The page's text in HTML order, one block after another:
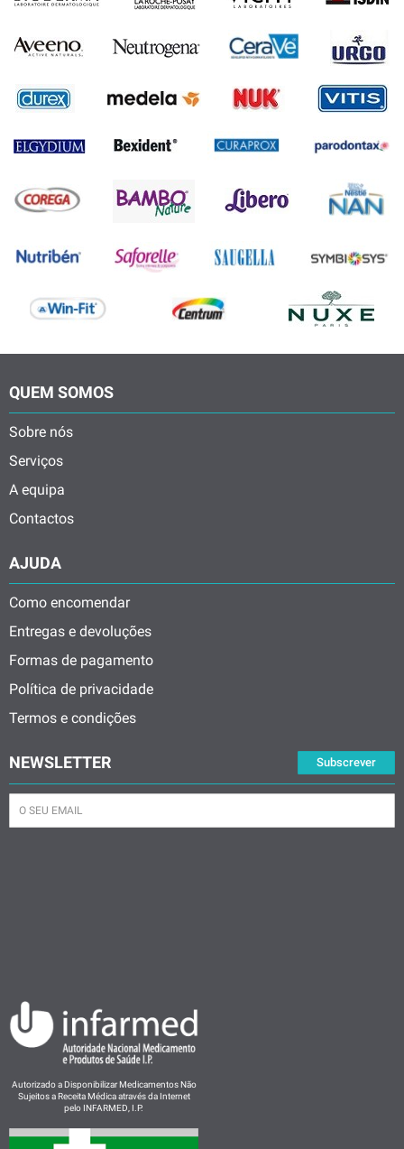
QUEM SOMOS
Sobre nós
Serviços
A equipa
Contactos
AJUDA
Como encomendar
Entregas e devoluções
Formas de pagamento
Política de privacidade
Termos e condições
Subscrever
NEWSLETTER
Autorizado a Disponibilizar Medicamentos Não
Sujeitos a Receita Médica através da Internet
pelo INFARMED, I.P.